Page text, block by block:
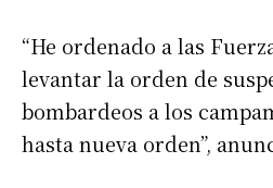
“He ordenado a las
levantar la orden de
bombardeos a los
hasta nueva orden”,